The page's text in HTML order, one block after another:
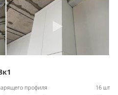
профиля
16 шт